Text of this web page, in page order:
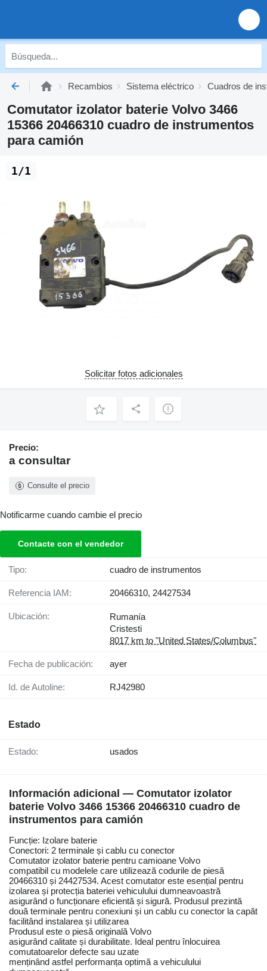
Recambios Sistema eléctrico Cuadros de
Comutator izolator baterie Volvo 3466
15366 20466310 cuadro de instrumentos
para camión
1/1
Solicitar fotos adicionales
Precio:
a consultar
Consulte el precio
Notificarme cuando cambie el precio
Contacte con el vendedor
Tipo: cuadro de instrumentos
Referencia IAM: 20466310, 24427534
Ubicación:
Rumanía
Cristesti
8017 km to "United States/Columbus"
Fecha de publicación: ayer
Id. de Autoline: RJ42980
Estado
Estado: usados
Información adicional — Comutator izolator
baterie Volvo 3466 15366 20466310 cuadro de
instrumentos para camión
Funcție: Izolare baterie
Conectori: 2 terminale și cablu cu conector
Comutator izolator baterie pentru camioane Volvo
compatibil cu modelele care utilizează codurile de piesă
20466310 și 24427534. Acest comutator este esențial pentru
izolarea și protecția bateriei vehiculului dumneavoastră
asigurând o funcționare eficientă și sigură. Produsul prezintă
două terminale pentru conexiuni și un cablu cu conector la capăt
facilitând instalarea și utilizarea
Produsul este o piesă originală Volvo
asigurând calitate și durabilitate. Ideal pentru înlocuirea
comutatoarelor defecte sau uzate
menținând astfel performanța optimă a vehiculului